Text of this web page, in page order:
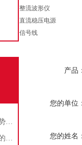
比累对切透镜的原理和特点优势介绍
反射式单色仪：探索光学世界的精密工具
整流波形仪
直流稳压电源
信号线
产品
您的单位
您的姓名